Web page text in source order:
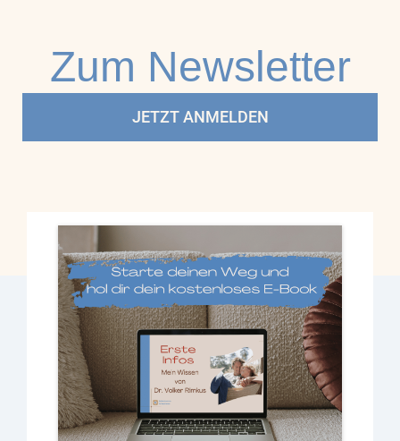
Zum Newsletter
JETZT ANMELDEN